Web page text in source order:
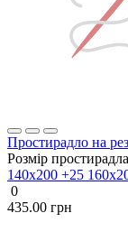
Простирадло на
Розмір
140х200 +25
0
435.00 грн